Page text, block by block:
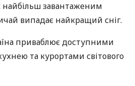
завантаженим
випадає найкращий сніг.
приваблює доступними
та курортами світового